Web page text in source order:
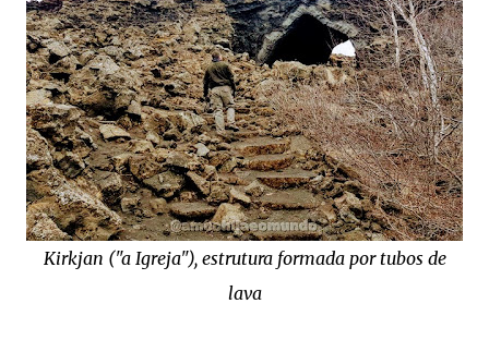
Kirkjan ("a Igreja"), estrutura formada por tubos de
lava